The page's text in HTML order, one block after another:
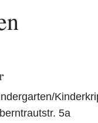
5a